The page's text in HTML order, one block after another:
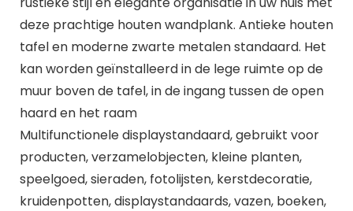
deze prachtige houten wandplank. Antieke houten
tafel en moderne zwarte metalen standaard. Het
kan worden geïnstalleerd in de lege ruimte op de
muur boven de tafel, in de ingang tussen de open
haard en het raam
Multifunctionele displaystandaard, gebruikt voor
producten, verzamelobjecten, kleine planten,
speelgoed, sieraden, fotolijsten, kerstdecoratie,
kruidenpotten, displaystandaards, vazen, boeken,